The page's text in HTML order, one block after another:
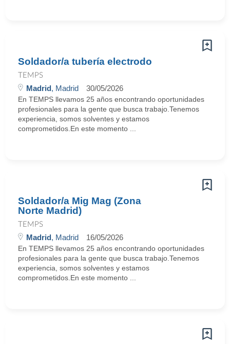
Soldador/a tubería electrodo
TEMPS
Madrid, Madrid 30/05/2026
En TEMPS llevamos 25 años encontrando oportunidades
profesionales para la gente que busca trabajo.Tenemos
experiencia, somos solventes y estamos
comprometidos.En este momento ...
Soldador/a Mig Mag (Zona
Norte Madrid)
TEMPS
Madrid, Madrid 16/05/2026
En TEMPS llevamos 25 años encontrando oportunidades
profesionales para la gente que busca trabajo.Tenemos
experiencia, somos solventes y estamos
comprometidos.En este momento ...